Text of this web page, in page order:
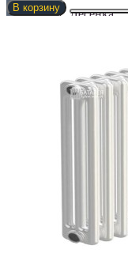
Лесенка
В корзину